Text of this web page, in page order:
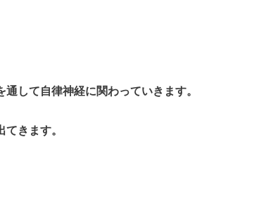
して自律神経に関わっていきます。
きます。